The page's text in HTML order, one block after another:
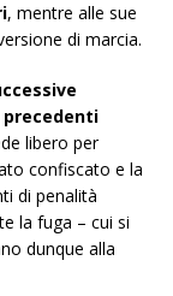
, mentre alle sue
di marcia.
libero per
confiscato e la
di penalità
la fuga – cui si
dunque alla